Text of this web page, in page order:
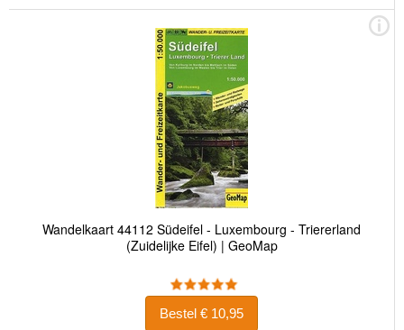
Wandelkaart 44112 Südeifel - Luxembourg - Triererland
(Zuidelijke Eifel) | GeoMap
Bestel € 10,95